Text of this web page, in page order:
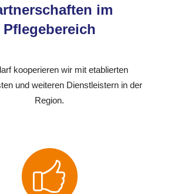
im
Pflegebereich
kooperieren wir mit etablierten
und weiteren Dienstleistern in der
Region.